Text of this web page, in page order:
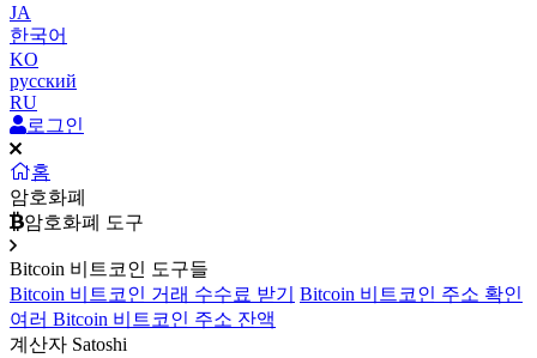
JA
한국어
KO
русский
RU
로그인
홈
암호화폐
암호화폐 도구
Bitcoin 비트코인 도구들
Bitcoin 비트코인 거래 수수료 받기
Bitcoin 비트코인 주소 확인
여러 Bitcoin 비트코인 주소 잔액
계산자 Satoshi